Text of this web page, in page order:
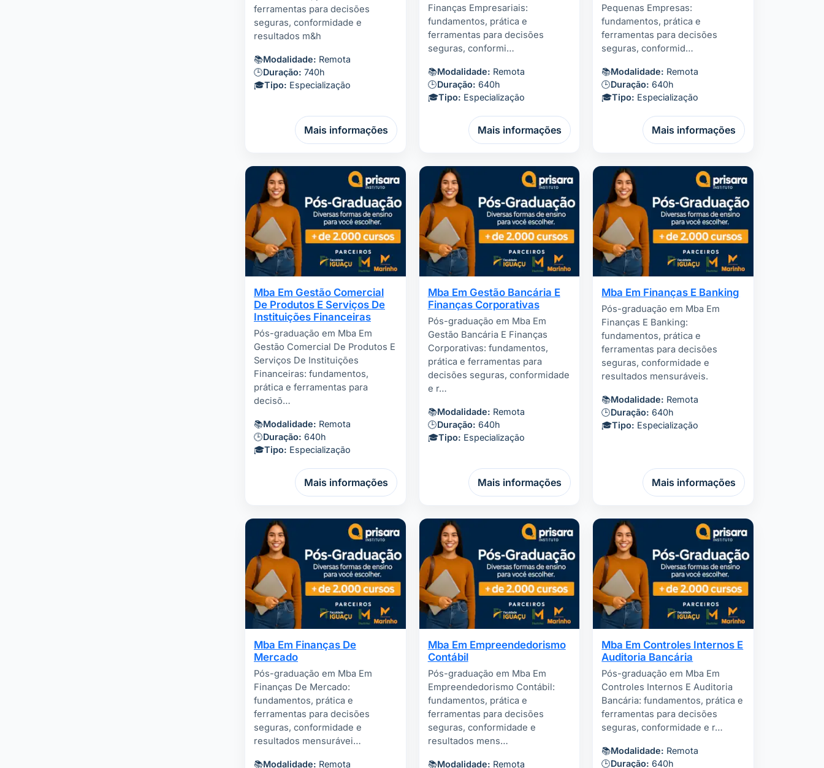
ferramentas para decisões
seguras, conformidade e
resultados m&h
📚Modalidade: Remota
🕒Duração: 740h
🎓Tipo: Especialização
Mais informações
Finanças Empresariais:
fundamentos, prática e
ferramentas para decisões
seguras, conformi…
📚Modalidade: Remota
🕒Duração: 640h
🎓Tipo: Especialização
Mais informações
Pequenas Empresas:
fundamentos, prática e
ferramentas para decisões
seguras, conformid…
📚Modalidade: Remota
🕒Duração: 640h
🎓Tipo: Especialização
Mais informações
Mba Em Gestão Comercial
De Produtos E Serviços De
Instituições Financeiras
Pós-graduação em Mba Em
Gestão Comercial De Produtos E
Serviços De Instituições
Financeiras: fundamentos,
prática e ferramentas para
decisõ…
📚Modalidade: Remota
🕒Duração: 640h
🎓Tipo: Especialização
Mais informações
Mba Em Gestão Bancária E
Finanças Corporativas
Pós-graduação em Mba Em
Gestão Bancária E Finanças
Corporativas: fundamentos,
prática e ferramentas para
decisões seguras, conformidade
e r…
📚Modalidade: Remota
🕒Duração: 640h
🎓Tipo: Especialização
Mais informações
Mba Em Finanças E Banking
Pós-graduação em Mba Em
Finanças E Banking:
fundamentos, prática e
ferramentas para decisões
seguras, conformidade e
resultados mensuráveis.
📚Modalidade: Remota
🕒Duração: 640h
🎓Tipo: Especialização
Mais informações
Mba Em Finanças De
Mercado
Pós-graduação em Mba Em
Finanças De Mercado:
fundamentos, prática e
ferramentas para decisões
seguras, conformidade e
resultados mensurávei…
📚Modalidade: Remota
Mba Em Empreendedorismo
Contábil
Pós-graduação em Mba Em
Empreendedorismo Contábil:
fundamentos, prática e
ferramentas para decisões
seguras, conformidade e
resultados mens…
📚Modalidade: Remota
Mba Em Controles Internos E
Auditoria Bancária
Pós-graduação em Mba Em
Controles Internos E Auditoria
Bancária: fundamentos, prática e
ferramentas para decisões
seguras, conformidade e r…
📚Modalidade: Remota
🕒Duração: 640h